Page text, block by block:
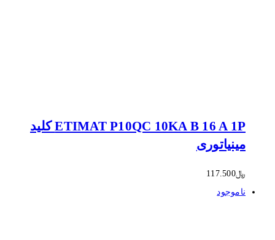
ETIMAT P10QC 10KA B 16 A 1P کلید
مینیاتوری
﷼117.500
ناموجود